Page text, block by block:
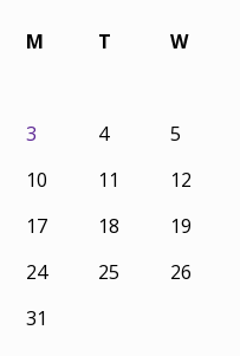
M
T W
3
4 5
10
11 12
17
18 19
24
25 26
31